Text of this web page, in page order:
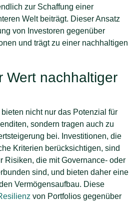
zur Schaffung einer
Welt beiträgt. Dieser Ansatz
von Investoren gegenüber
und trägt zu einer nachhaltigen
Wert nachhaltiger
nicht nur das Potenzial für
sondern tragen auch zu
bei. Investitionen, die
Kriterien berücksichtigen, sind
Risiken, die mit Governance- oder
sind, und bieten daher eine
Vermögensaufbau. Diese
von Portfolios gegenüber